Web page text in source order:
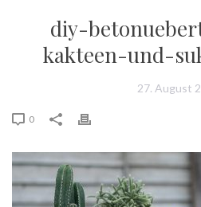
diy-
kakteen-und-
27. August
0